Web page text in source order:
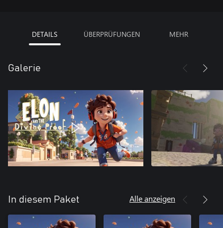
DETAILS ÜBERPRÜFUNGEN MEHR
Galerie
In diesem Paket Alle anzeigen